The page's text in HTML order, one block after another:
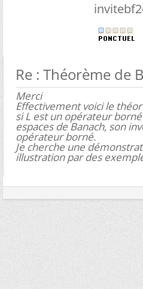
Re : Théorème de
Merci
Effectivement voici le
si L est un opérateur
espaces de Banach, son
opérateur borné.
Je cherche une
illustration par des